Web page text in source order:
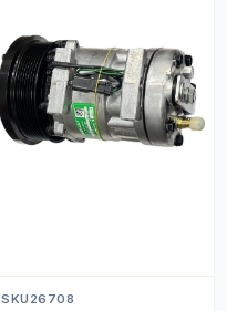
SKU26708